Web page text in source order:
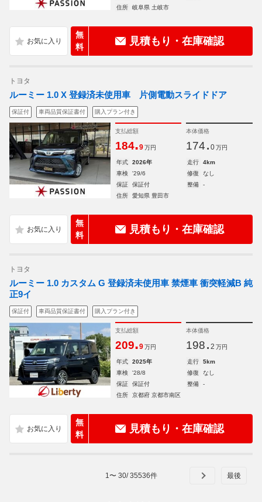
住所
岐阜県 土岐市
無
料
見積もり・在庫確認
トヨタ
ルーミー 1.0 X 登録済未使用車 片側電動スライドドア
保証付 車両品質保証書付 購入プラン付き
支払総額
184.9 万円
本体価格
174. 0 万円
年式 2026年 走行
4km
車検
'29/6 修復
なし
保証
保証付 整備
-
住所
愛知県 豊田市
無
料
見積もり・在庫確認
トヨタ
ルーミー 1.0 カスタム G 登録済未使用車 禁煙車 衝突軽減B 純
正9イ
保証付 車両品質保証書付 購入プラン付き
支払総額
209.9 万円
本体価格
198. 2 万円
年式 2025年 走行
5km
車検
'28/8 修復
なし
保証
保証付 整備
-
住所
京都府 京都市南区
無
料
見積もり・在庫確認
1 〜 30/35536件